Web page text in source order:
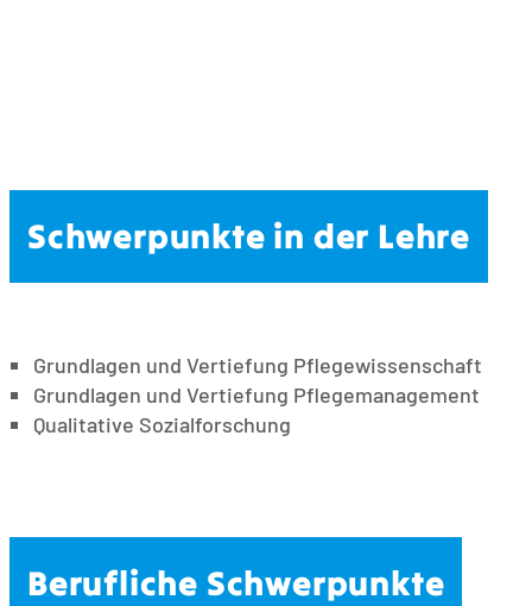
Schwerpunkte in der Lehre
Grundlagen und Vertiefung Pflegewissenschaft
Grundlagen und Vertiefung Pflegemanagement
Qualitative Sozialforschung
Berufliche Schwerpunkte